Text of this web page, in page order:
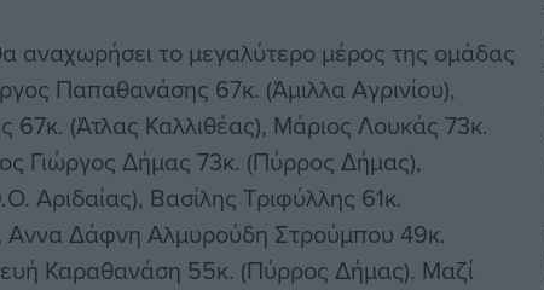
αναχωρήσει το μεγαλύτερο μέρος της ομάδας
Παπαθανάσης 67κ. (Άμιλλα Αγρινίου),
67κ. (Άτλας Καλλιθέας), Μάριος Λουκάς 73κ.
Γιώργος Δήμας 73κ. (Πύρρος Δήμας),
Αριδαίας), Βασίλης Τριφύλλης 61κ.
Αννα Δάφνη Αλμυρούδη Στρούμπου 49κ.
Καραθανάση 55κ. (Πύρρος Δήμας). Μαζί